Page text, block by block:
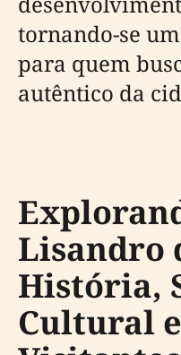
tornando-se
para quem
autêntico da
Lisandro
História,
Cultural